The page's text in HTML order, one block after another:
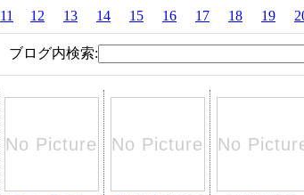
11 12 13 14 15 16 17 18 19
ブログ内検索: